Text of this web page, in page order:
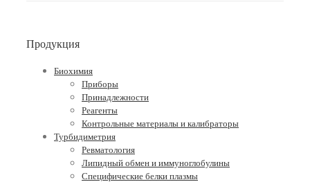
Продукция
Биохимия
Приборы
Принадлежности
Реагенты
Контрольные материалы и калибраторы
Турбидиметрия
Ревматология
Липидный обмен и иммуноглобулины
Специфические белки плазмы